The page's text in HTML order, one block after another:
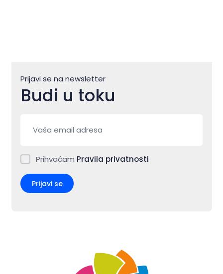
Prijavi se na newsletter
Budi u toku
Prihvaćam Pravila privatnosti
Prijavi se